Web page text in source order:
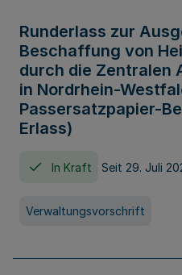
Runderlass zur
Beschaffung von
durch die Zentralen
in Nordrhein-
Passersatzpapier-
Erlass)
In Kraft Seit 29. Juli
Verwaltungsvorschrift